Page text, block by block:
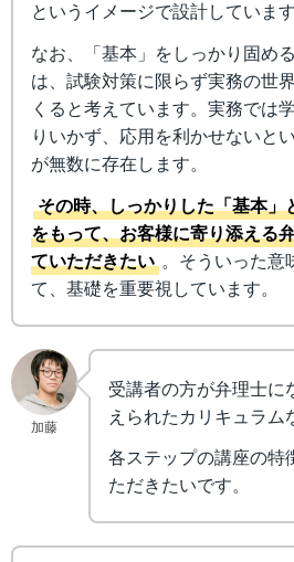
というイメージで設計しています
なお、「基本」をしっかり固め
は、試験対策に限らず実務の世
くると考えています。実務では
りいかず、応用を利かせないと
が無数に存在します。
その時、しっかりした「基本」
をもって、お客様に寄り添える
ていただきたい 。そういった意
て、基礎を重要視しています。
加藤
受講者の方が弁理士
えられたカリキュラム
各ステップの講座の特
ただきたいです。